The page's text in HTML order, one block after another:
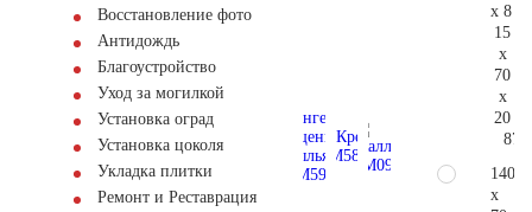
Восстановление фото
Антидождь
Благоустройство
Уход за могилкой
Установка оград
Установка цоколя
Укладка плитки
Ремонт и Реставрация
x 8
15
x
70
x
20
140
x